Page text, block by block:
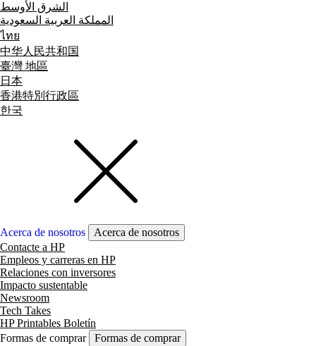
الشرق الأوسط
المملكة العربية السعودية
ไทย
中华人民共和国
臺灣 地區
日本
香港特別行政區
한국
Acerca de nosotros
Acerca de nosotros
Contacte a HP
Empleos y carreras en HP
Relaciones con inversores
Impacto sustentable
Newsroom
Tech Takes
HP Printables Boletín
Formas de comprar
Formas de comprar